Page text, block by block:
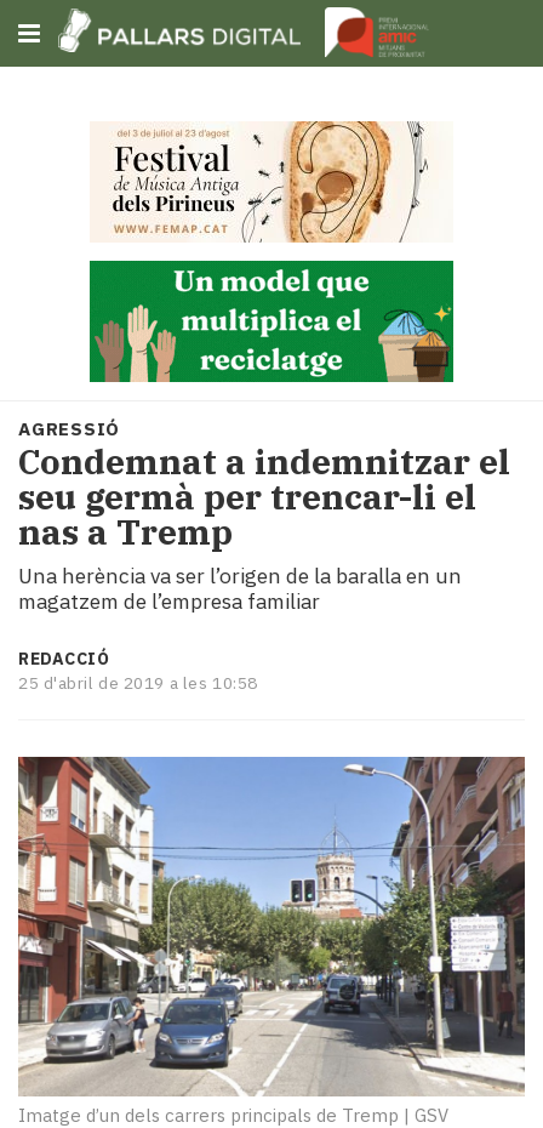
Subscriu-t'hi
Portada
Societat
Política
i
municipis
Economia
turisme
Cultura
Esports
Mai
i
mitjans
El
temps
Reportatges
Entrevistes
Enquestes
A
escena!
Dis
la
teva!
Subscriptors
La
AGRESSIÓ
Condemnat a indemnitzar el
seu germà per trencar-li el
nas a Tremp
Una herència va ser l’origen de la baralla en un
magatzem de l’empresa familiar
REDACCIÓ
25 d'abril de 2019 a les 10:58
Imatge d’un dels carrers principals de Tremp | GSV